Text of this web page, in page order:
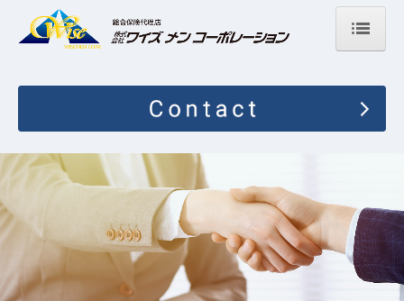
取扱保険会社
業務提携
インターネット契約
採用情報